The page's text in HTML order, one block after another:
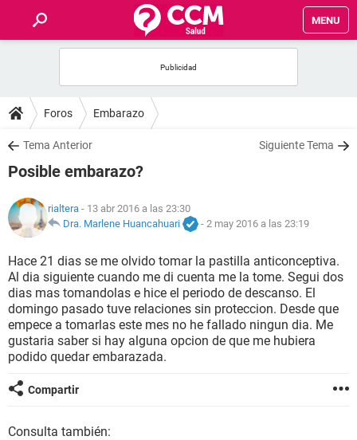
MENU
FOROS
SALUD
NUTRICIÓN
BIENESTAR
SEXUALIDAD
GLOSARIO
Foros Embarazo
Tema Anterior Siguiente Tema
Posible embarazo?
rialtera - 13 abr 2016 a las 23:30
Dra. Marlene Huancahuari
- 2 may 2016 a las 23:19
Hace 21 dias se me olvido tomar la pastilla anticonceptiva.
Al dia siguiente cuando me di cuenta me la tome. Segui dos
dias mas tomandolas e hice el periodo de descanso. El
domingo pasado tuve relaciones sin proteccion. Desde que
empece a tomarlas este mes no he fallado ningun dia. Me
gustaria saber si hay alguna opcion de que me hubiera
podido quedar embarazada.
Compartir
Consulta también: